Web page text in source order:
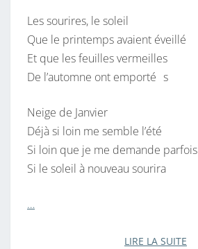
Les sourires, le soleil
Que le printemps avaient éveillé
Et que les feuilles vermeilles
De l’automne ont emporté s
Neige de Janvier
Déjà si loin me semble l’été
Si loin que je me demande parfois
Si le soleil à nouveau sourira
…
LIRE LA SUITE